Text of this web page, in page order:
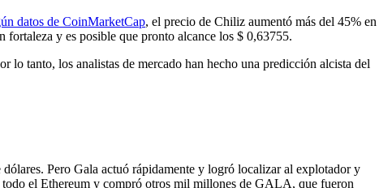
datos de CoinMarketCap, el precio de Chiliz aumentó más del 45% en
y es posible que pronto alcance los $ 0,63755.
lo tanto, los analistas de mercado han hecho una predicción alcista del
Pero Gala actuó rápidamente y logró localizar al explotador y
el Ethereum y compró otros mil millones de GALA, que fueron